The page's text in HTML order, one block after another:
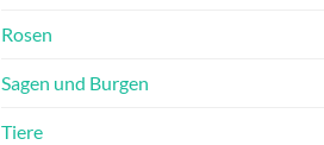
Rosen
Sagen und Burgen
Tiere